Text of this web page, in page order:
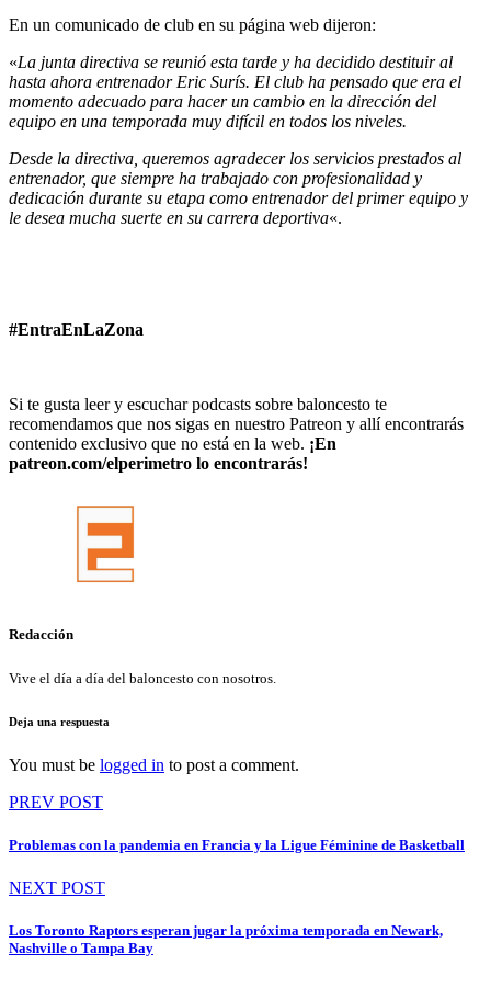
En un comunicado de club en su página web dijeron:
«La junta directiva se reunió esta tarde y ha decidido destituir al
hasta ahora entrenador Eric Surís. El club ha pensado que era el
momento adecuado para hacer un cambio en la dirección del
equipo en una temporada muy difícil en todos los niveles.
Desde la directiva, queremos agradecer los servicios prestados al
entrenador, que siempre ha trabajado con profesionalidad y
dedicación durante su etapa como entrenador del primer equipo y
le desea mucha suerte en su carrera deportiva«.
#EntraEnLaZona
Si te gusta leer y escuchar podcasts sobre baloncesto te
recomendamos que nos sigas en nuestro Patreon y allí encontrarás
contenido exclusivo que no está en la web. ¡En
patreon.com/elperimetro lo encontrarás!
Redacción
Vive el día a día del baloncesto con nosotros.
Deja una respuesta
You must be logged in to post a comment.
Navegación
de
PREV POST
Problemas con la pandemia en Francia y la Ligue Féminine de Basketball
NEXT POST
Los Toronto Raptors esperan jugar la próxima temporada en Newark,
Nashville o Tampa Bay